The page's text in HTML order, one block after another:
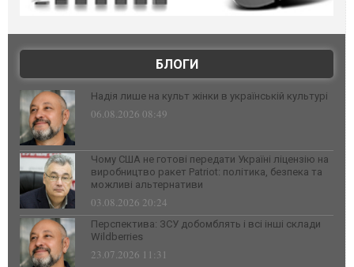
БЛОГИ
Надія лише на культ жінки в українській культурі
06.08.2026 08:49
Чому США не готові передати Україні ліцензію на
виробництво ракет Patriot: політика, безпека та
можливі альтернативи
03.08.2026 20:24
Перспектива: ЗСУ добомблять і всі інші склади
Wildberries
23.07.2026 11:31